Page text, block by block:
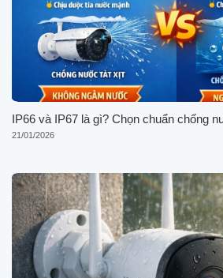
IP66 và IP67 là gì? Chọn chuẩn chống
21/01/2026